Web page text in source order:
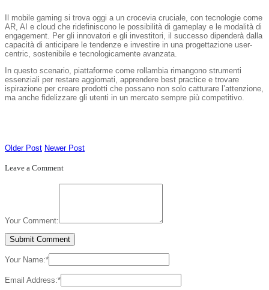
Il mobile gaming si trova oggi a un crocevia cruciale, con tecnologie come
AR, AI e cloud che ridefiniscono le possibilità di gameplay e le modalità di
engagement. Per gli innovatori e gli investitori, il successo dipenderà dalla
capacità di anticipare le tendenze e investire in una progettazione user-
centric, sostenibile e tecnologicamente avanzata.
In questo scenario, piattaforme come rollambia rimangono strumenti
essenziali per restare aggiornati, apprendere best practice e trovare
ispirazione per creare prodotti che possano non solo catturare l’attenzione,
ma anche fidelizzare gli utenti in un mercato sempre più competitivo.
Older Post Newer Post
Leave a Comment
Your Comment:
Your Name:*
Email Address:*